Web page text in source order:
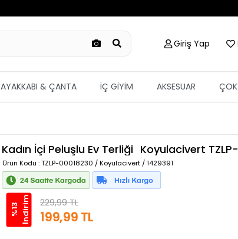
Giriş Yap
AYAKKABI & ÇANTA İÇ GİYİM AKSESUAR
Kadın İçi Peluşlu Ev Terliği Koyulacivert
Ürün Kodu : TZLP-00018230 / Koyulacivert / 1429391
%
1
3
İ
n
d
i
r
i m 229,99 TL
199,99 TL